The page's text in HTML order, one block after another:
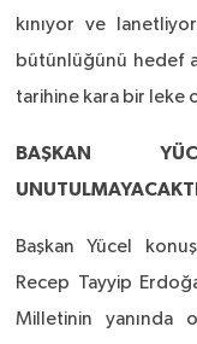
kınıyor ve
bütünlüğünü hedef
tarihine kara bir leke
BAŞKAN
Başkan Yücel
Recep Tayyip
Milletinin yanında